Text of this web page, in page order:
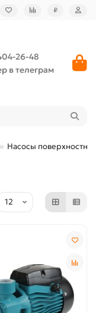
₽
26-48
в телеграм
Насосы